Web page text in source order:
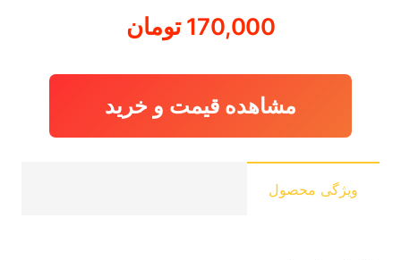
170,000 تومان
مشاهده قیمت و خرید
ویژگی محصول